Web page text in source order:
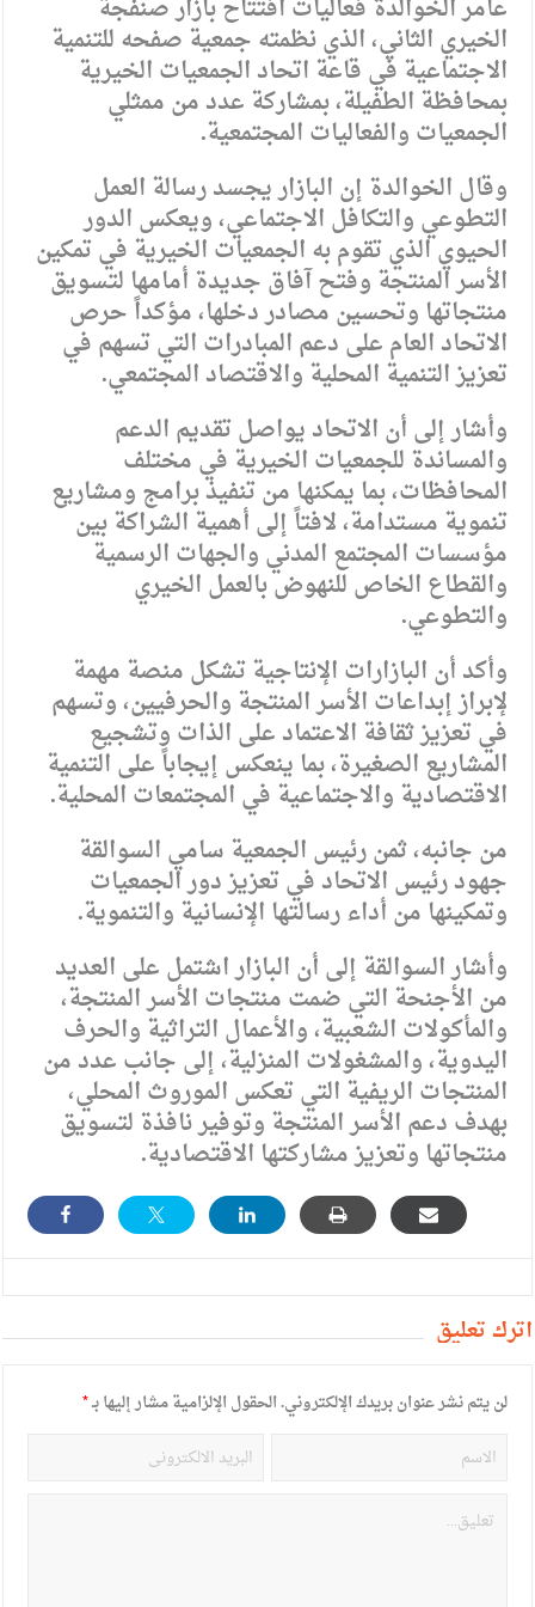
عامر الخوالدة فعاليات افتتاح بازار صنفجة
الخيري الثاني، الذي نظمته جمعية صفحه للتنمية
الاجتماعية في قاعة اتحاد الجمعيات الخيرية
بمحافظة الطفيلة، بمشاركة عدد من ممثلي
الجمعيات والفعاليات المجتمعية.
وقال الخوالدة إن البازار يجسد رسالة العمل
التطوعي والتكافل الاجتماعي، ويعكس الدور
الحيوي الذي تقوم به الجمعيات الخيرية في تمكين
الأسر المنتجة وفتح آفاق جديدة أمامها لتسويق
منتجاتها وتحسين مصادر دخلها، مؤكداً حرص
الاتحاد العام على دعم المبادرات التي تسهم في
تعزيز التنمية المحلية والاقتصاد المجتمعي.
وأشار إلى أن الاتحاد يواصل تقديم الدعم
والمساندة للجمعيات الخيرية في مختلف
المحافظات، بما يمكنها من تنفيذ برامج ومشاريع
تنموية مستدامة، لافتاً إلى أهمية الشراكة بين
مؤسسات المجتمع المدني والجهات الرسمية
والقطاع الخاص للنهوض بالعمل الخيري
والتطوعي.
وأكد أن البازارات الإنتاجية تشكل منصة مهمة
لإبراز إبداعات الأسر المنتجة والحرفيين، وتسهم
في تعزيز ثقافة الاعتماد على الذات وتشجيع
المشاريع الصغيرة، بما ينعكس إيجاباً على التنمية
الاقتصادية والاجتماعية في المجتمعات المحلية.
من جانبه، ثمن رئيس الجمعية سامي السوالقة
جهود رئيس الاتحاد في تعزيز دور الجمعيات
وتمكينها من أداء رسالتها الإنسانية والتنموية.
وأشار السوالقة إلى أن البازار اشتمل على العديد
من الأجنحة التي ضمت منتجات الأسر المنتجة،
والمأكولات الشعبية، والأعمال التراثية والحرف
اليدوية، والمشغولات المنزلية، إلى جانب عدد من
المنتجات الريفية التي تعكس الموروث المحلي،
بهدف دعم الأسر المنتجة وتوفير نافذة لتسويق
منتجاتها وتعزيز مشاركتها الاقتصادية.
أترك تعليق
لن يتم نشر عنوان بريدك الإلكتروني.الحقول الإلزامية مشار إليها بـ*